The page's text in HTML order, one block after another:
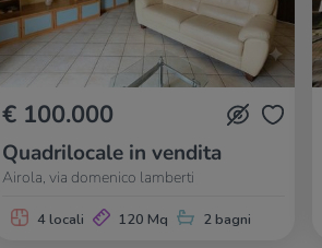
€ 100.000
Quadrilocale in vendita
Airola, via domenico lamberti
4 locali 120 Mq 2 bagni